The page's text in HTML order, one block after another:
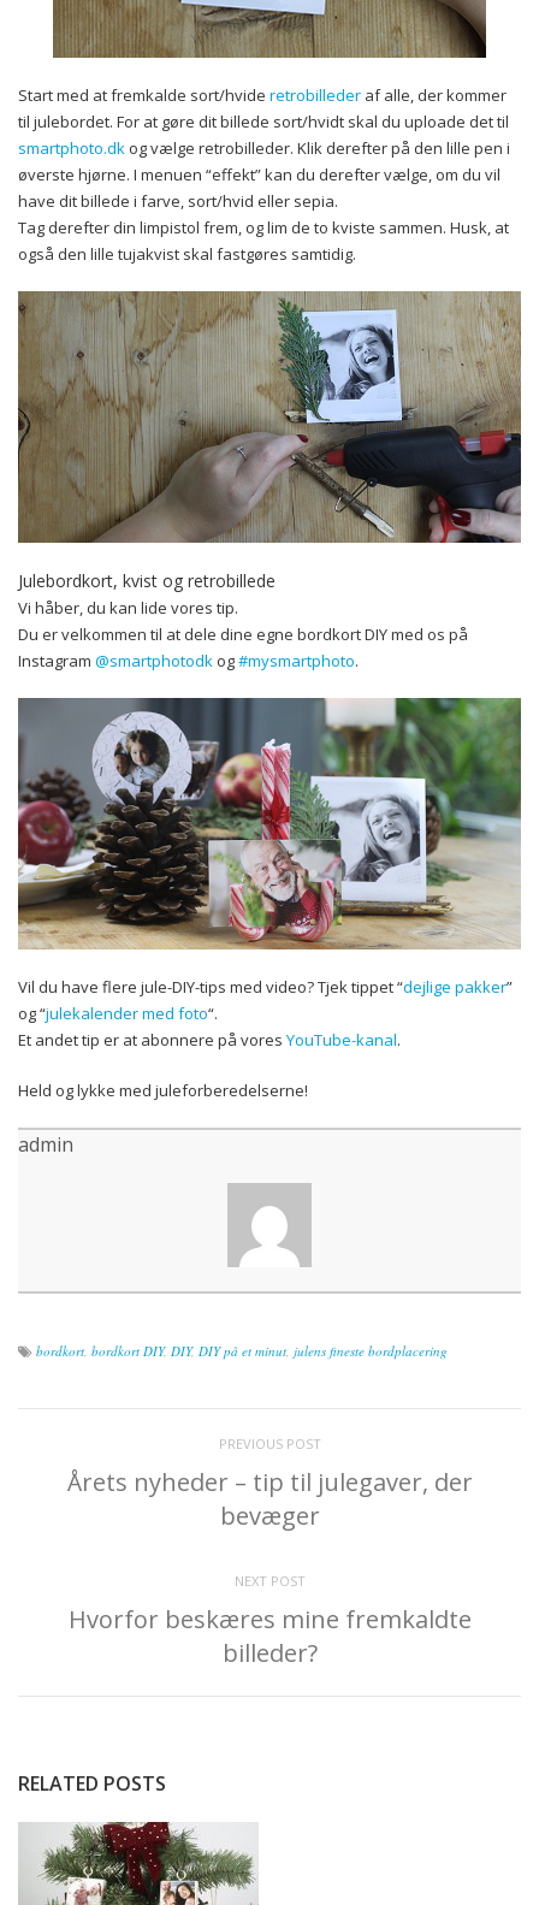
Start med at fremkalde sort/hvide retrobilleder af alle, der kommer
til julebordet. For at gøre dit billede sort/hvidt skal du uploade det til
smartphoto.dk og vælge retrobilleder. Klik derefter på den lille pen i
øverste hjørne. I menuen “effekt” kan du derefter vælge, om du vil
have dit billede i farve, sort/hvid eller sepia.
Tag derefter din limpistol frem, og lim de to kviste sammen. Husk, at
også den lille tujakvist skal fastgøres samtidig.
Julebordkort, kvist og retrobillede
Vi håber, du kan lide vores tip.
Du er velkommen til at dele dine egne bordkort DIY med os på
Instagram @smartphotodk og#mysmartphoto.
Vil du have flere jule-DIY-tips med video? Tjek tippet “dejlige pakker”
og “julekalender med foto“.
Et andet tip er at abonnere på vores YouTube-kanal.
Held og lykke med juleforberedelserne!
admin
bordkort bordkort DIY, DIY, DIY på et minut julens fineste bordplacering
PREVIOUS POST
Årets nyheder – tip til julegaver, der
bevæger
NEXT POST
Hvorfor beskæres mine fremkaldte
billeder?
RELATED POSTS